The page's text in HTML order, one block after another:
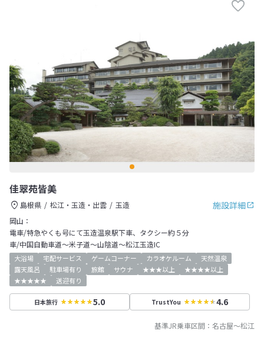
佳翠苑皆美
施設詳細
島根県 松江・玉造・出雲
玉造
岡山：
電車/特急やくも号にて玉造温泉駅下車、タクシー約５分
車/中国自動車道～米子道～山陰道～松江玉造IC
大浴場 宅配サービス ゲームコーナー カラオケルーム
天然温泉
露天風呂
駐車場有り 旅館 サウナ ★★★以上
★★★★以上
★★★★★
送迎有り
日本旅行 5.0 TrustYou 4.6
基準JR乗車区間： 名古屋～松江